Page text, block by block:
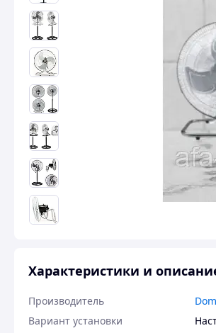
Характеристики и
Производитель
Вариант установки